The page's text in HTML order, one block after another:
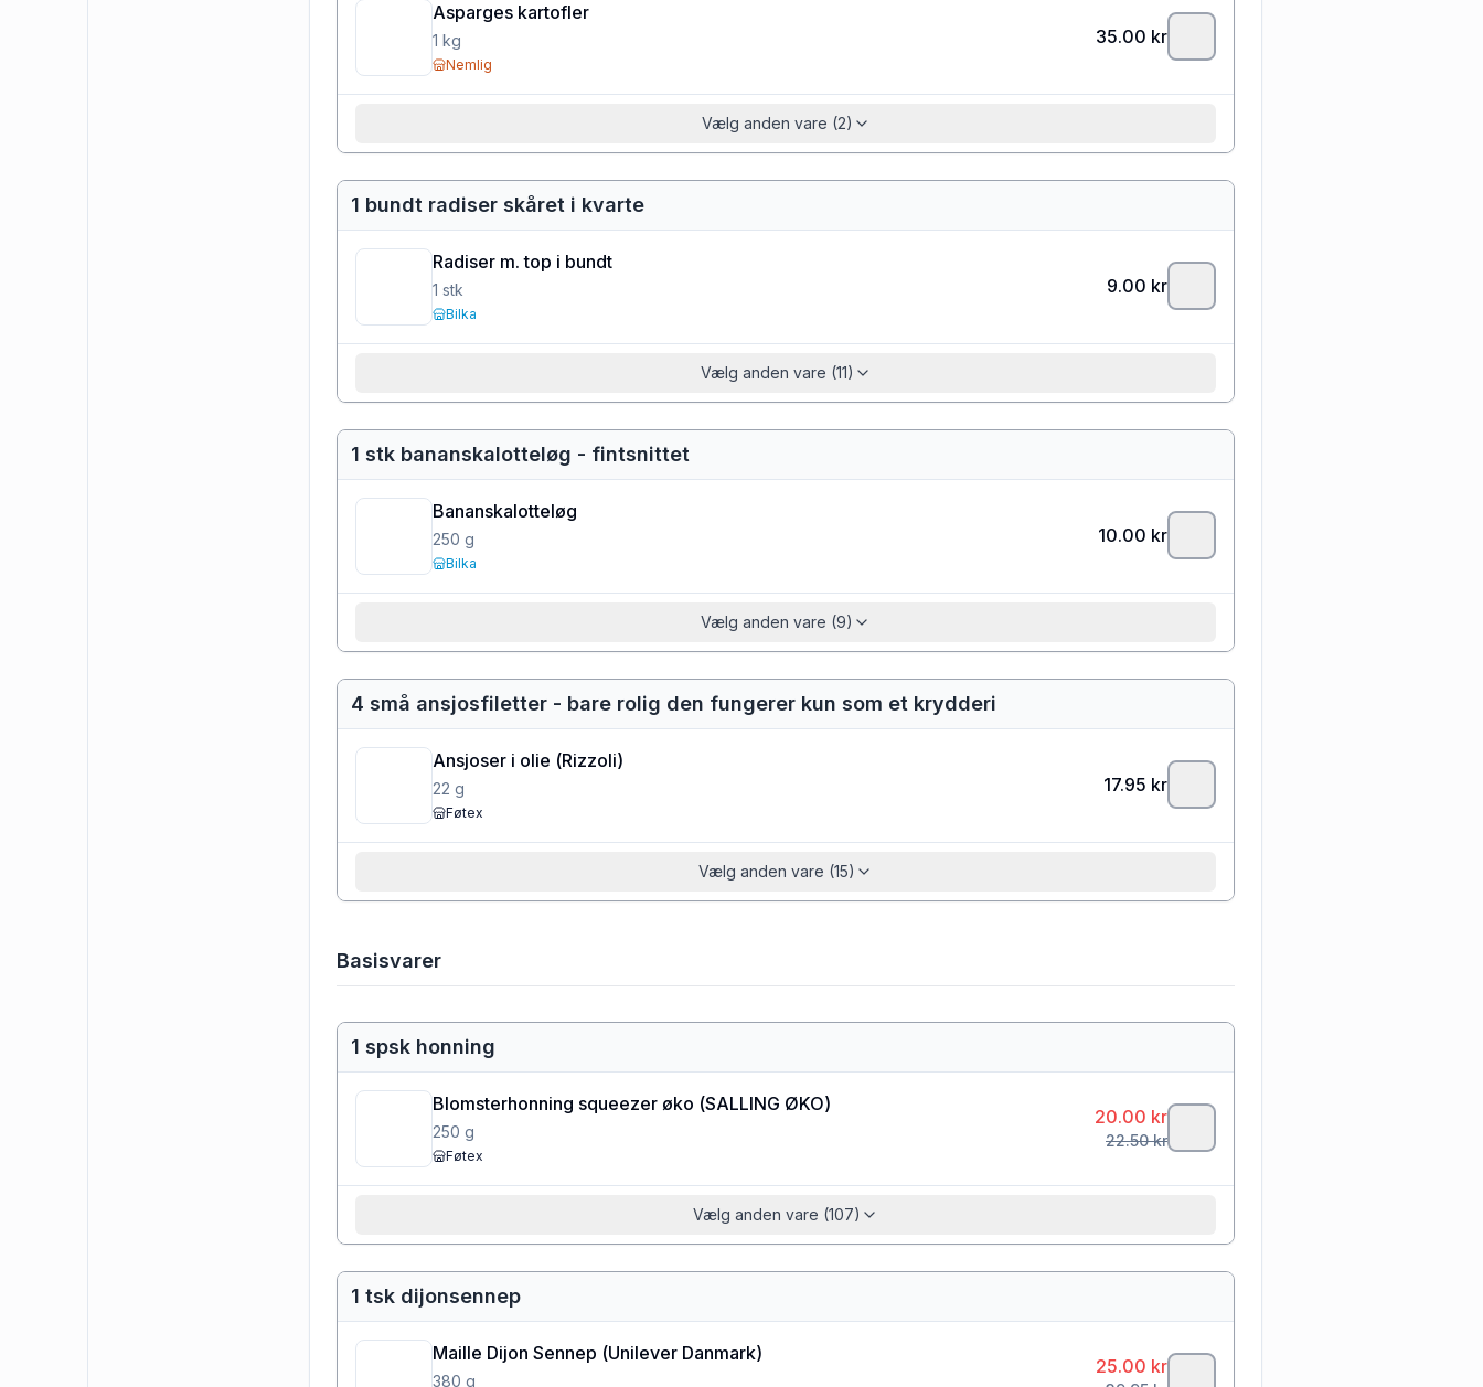
Asparges kartofler
1 kg
Nemlig
35.00 kr
Vælg anden vare (2)
1 bundt radiser skåret i kvarte
Radiser m. top i bundt
1 stk
Bilka
9.00 kr
Vælg anden vare (11)
1 stk bananskalotteløg - fintsnittet
Bananskalotteløg
250 g
Bilka
10.00 kr
Vælg anden vare (9)
4 små ansjosfiletter - bare rolig den fungerer kun som et krydderi
Ansjoser i olie (Rizzoli)
22 g
Føtex
17.95 kr
Vælg anden vare (15)
Basisvarer
1 spsk honning
Blomsterhonning squeezer øko (SALLING ØKO)
250 g
Føtex
20.00 kr
22.50kr
Vælg anden vare (107)
1 tsk dijonsennep
Maille Dijon Sennep (Unilever Danmark)
380 g
25.00 kr